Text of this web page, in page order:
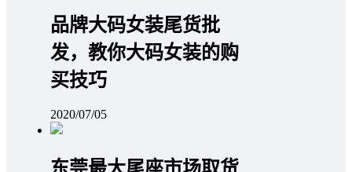
品牌大码女装尾货批
发，教你大码女装的购
买技巧
2020/07/05